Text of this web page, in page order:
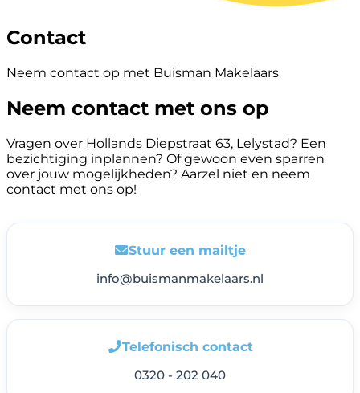
Contact
Neem contact op met Buisman Makelaars
Neem contact met ons op
Vragen over Hollands Diepstraat 63, Lelystad? Een
bezichtiging inplannen? Of gewoon even sparren
over jouw mogelijkheden? Aarzel niet en neem
contact met ons op!
Stuur een mailtje
info@buismanmakelaars.nl
Telefonisch contact
0320 - 202 040